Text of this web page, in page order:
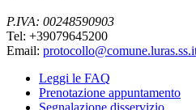
P.IVA: 00248590903
Tel: +39079645200
Email:
Leggi le FAQ
Prenotazione appuntamento
Segnalazione disservizio